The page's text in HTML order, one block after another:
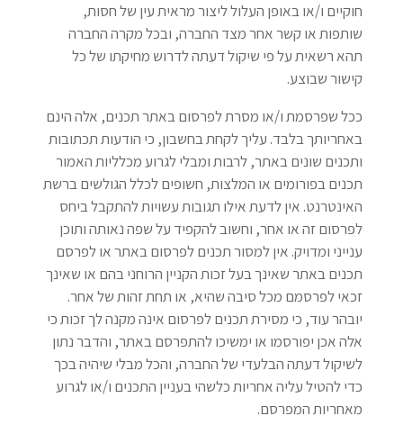
חוקיים ו/או באופן העלול ליצור מראית עין של חסות,
שותפות או קשר אחר מצד החברה, ובכל מקרה החברה
תהא רשאית על פי שיקול דעתה לדרוש מחיקתו של כל
קישור שבוצע.
ככל שפרסמת ו/או מסרת לפרסום באתר תכנים, אלה הינם
באחריותך בלבד. עליך לקחת בחשבון, כי הודעות תכתובות
ותכנים שונים באתר, לרבות ומבלי לגרוע מכלליות האמור
תכנים בפורומים או המלצות, חשופים לכלל הגולשים ברשת
האינטרנט. אין לדעת אילו תגובות עשויות להתקבל ביחס
לפרסום זה או אחר, וחשוב להקפיד על שפה נאותה ותוכן
ענייני ומדויק. אין למסור תכנים לפרסום באתר או לפרסם
תכנים באתר שאינך בעל זכות הקניין הרוחני בהם או שאינך
זכאי לפרסמם מכל סיבה שהיא, או תחת זהות של אחר.
יובהר עוד, כי מסירת תכנים לפרסום אינה מקנה לך זכות כי
אלה אכן יפורסמו או ימשיכו להתפרסם באתר, והדבר נתון
לשיקול דעתה הבלעדי של החברה, והכל מבלי שיהיה בכך
כדי להטיל עליה אחריות כלשהי בעניין התכנים ו/או לגרוע
מאחריות המפרסם.